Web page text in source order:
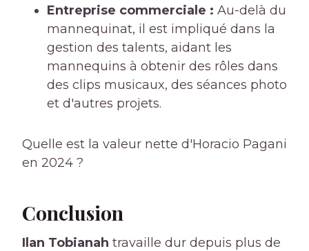
Entreprise commerciale : Au-delà du
mannequinat, il est impliqué dans la
gestion des talents, aidant les
mannequins à obtenir des rôles dans
des clips musicaux, des séances photo
et d'autres projets.
Quelle est la valeur nette d'Horacio Pagani
en 2024 ?
Conclusion
Ilan Tobianah travaille dur depuis plus de